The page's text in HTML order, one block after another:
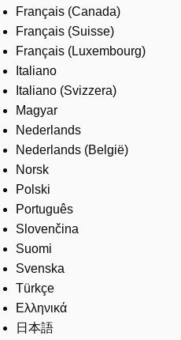
Français (Canada)
Français (Suisse)
Français (Luxembourg)
Italiano
Italiano (Svizzera)
Magyar
Nederlands
Nederlands (België)
Norsk
Polski
Português
Slovenčina
Suomi
Svenska
Türkçe
Ελληνικά
日本語